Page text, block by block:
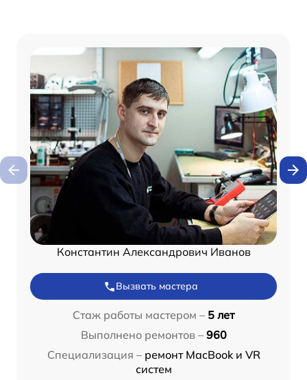
Константин Александрович Иванов
Вызвать мастера
Стаж работы мастером – 5 лет
Выполнено ремонтов – 960
Специализация – ремонт MacBook и VR
систем